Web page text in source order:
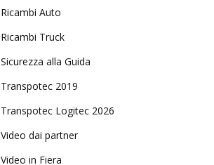
Ricambi Auto
Ricambi Truck
Sicurezza alla Guida
Transpotec 2019
Transpotec Logitec 2026
Video dai partner
Video in Fiera